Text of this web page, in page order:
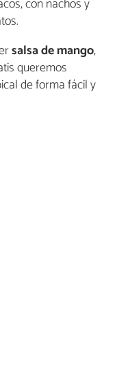
salsa de mango,
queremos
de forma fácil y